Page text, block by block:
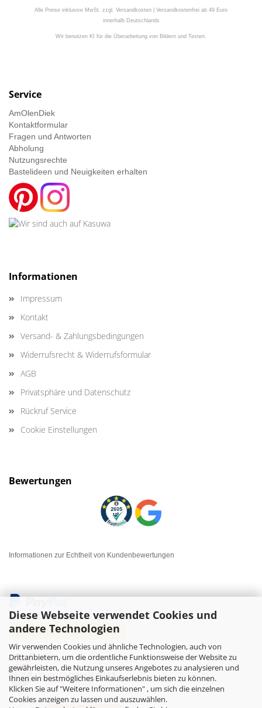
Diese Webseite verwendet Cookies und
andere Technologien
Wir verwenden Cookies und ähnliche Technologien, auch von
Drittanbietern, um die ordentliche Funktionsweise der Website zu
gewährleisten, die Nutzung unseres Angebotes zu analysieren und
Ihnen ein bestmögliches Einkaufserlebnis bieten zu können.
Klicken Sie auf "Weitere Informationen" , um sich die einzelnen
Cookies anzeigen zu lassen und auszuwählen.
Alle Preise inklusive MwSt. zzgl. Versandkosten | Versandkostenfrei ab 49 Euro
innerhalb Deutschlands
Wir benutzen KI für die Überarbeitung von Bildern und Texten.
Service
AmOlenDiek
Kontaktformular
Fragen und Antworten
Abholung
Nutzungsrechte
Bastelideen und Neuigkeiten erhalten
Informationen
Impressum
Kontakt
Versand- & Zahlungsbedingungen
Widerrufsrecht & Widerrufsformular
AGB
Privatsphäre und Datenschutz
Rückruf Service
Cookie Einstellungen
Bewertungen
Informationen zur Echtheit von Kundenbewertungen